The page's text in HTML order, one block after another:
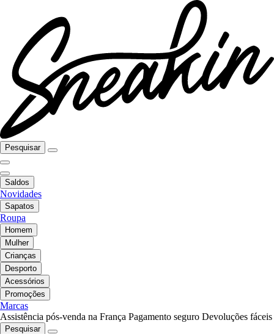
Pesquisar
Saldos
Novidades
Sapatos
Roupa
Homem
Mulher
Crianças
Desporto
Acessórios
Promoções
Marcas
Assistência pós-venda na França Pagamento seguro Devoluções fáceis
Pesquisar